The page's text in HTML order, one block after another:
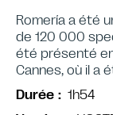
Romería a été
de 120 000
été présenté
Cannes, où il a
Durée
1h54